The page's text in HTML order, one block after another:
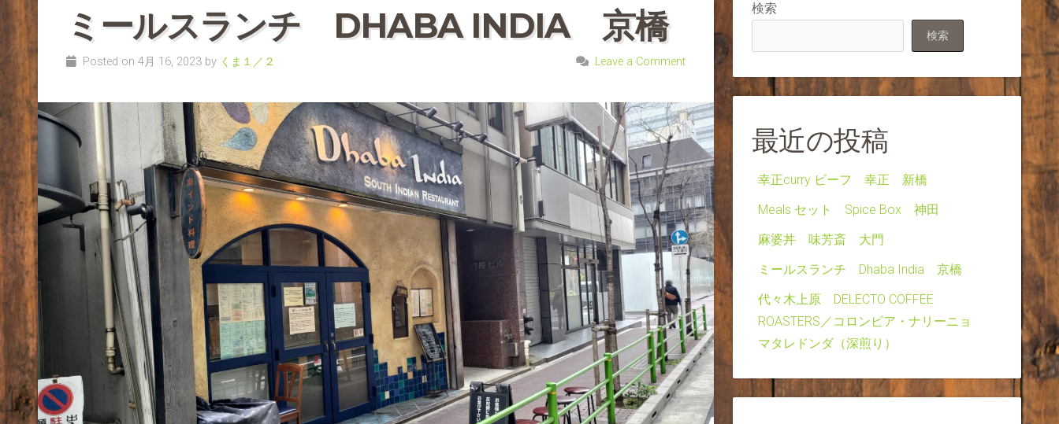
ミールスランチ DHABA INDIA 京橋
Posted on 4月 16, 2023 by くま１／２ Leave a Comment
検索
検索
最近の投稿
幸正curry ビーフ 幸正 新橋
Meals セット Spice Box 神田
麻婆丼 味芳斎 大門
ミールスランチ Dhaba India 京橋
代々木上原 DELECTO COFFEE
ROASTERS／コロンビア・ナリーニョ
マタレドンダ（深煎り）